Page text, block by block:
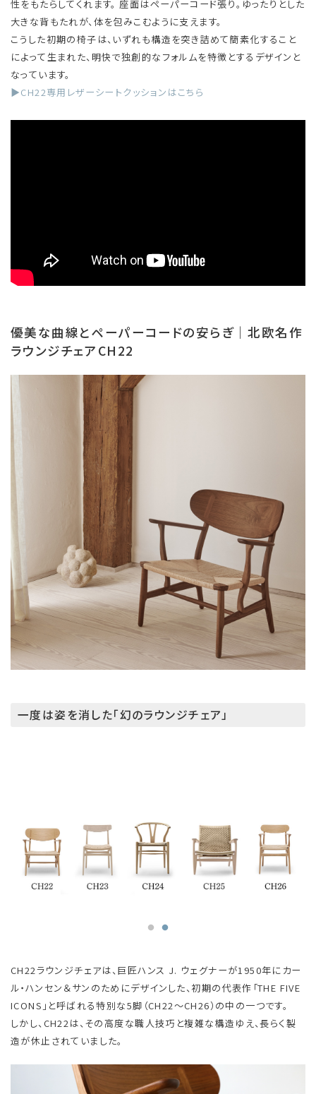
性をもたらしてくれます。 座面はペーパーコード張り。ゆったりとした
大きな背もたれが、体を包みこむように支えます。
こうした初期の椅子は、いずれも構造を突き詰めて簡素化すること
によって生まれた、明快で独創的なフォルムを特徴とするデザインと
なっています。
▶CH22専用レザーシートクッションはこちら
優美な曲線とペーパーコードの安らぎ｜北欧名作
ラウンジチェアCH22
一度は姿を消した「幻のラウンジチェア」
CH22ラウンジチェアは、巨匠ハンス J. ウェグナーが1950年にカー
ル・ハンセン＆サンのためにデザインした、初期の代表作「THE FIVE
ICONS」と呼ばれる特別な5脚（CH22〜CH26）の中の一つです。
しかし、CH22は、その高度な職人技巧と複雑な構造ゆえ、長らく製
造が休止されていました。